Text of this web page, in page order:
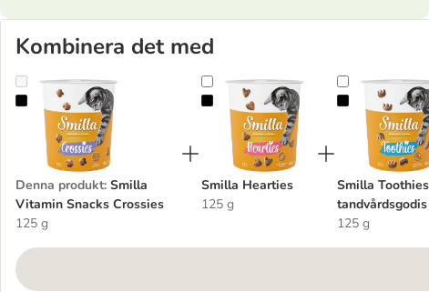
Kombinera det med
Smilla Vitamin Snacks Crossies
Denna produkt: Smilla
Vitamin Snacks Crossies
125 g
Smilla Hearties
Smilla Hearties
125 g
Smilla
Smilla Toothies
tandvårdsgodis
125 g